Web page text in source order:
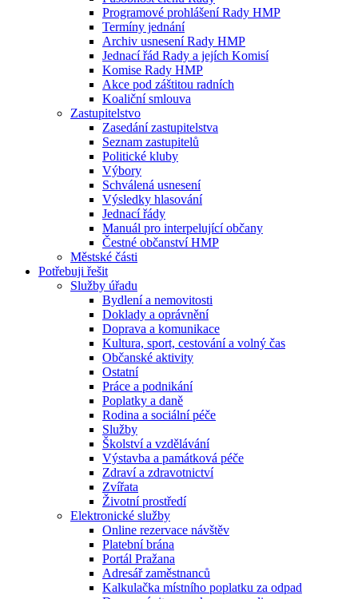
Programové prohlášení Rady HMP
Termíny jednání
Archiv usnesení Rady HMP
Jednací řád Rady a jejích Komisí
Komise Rady HMP
Akce pod záštitou radních
Koaliční smlouva
Zastupitelstvo
Zasedání zastupitelstva
Seznam zastupitelů
Politické kluby
Výbory
Schválená usnesení
Výsledky hlasování
Jednací řády
Manuál pro interpelující občany
Čestné občanství HMP
Městské části
Potřebuji řešit
Služby úřadu
Bydlení a nemovitosti
Doklady a oprávnění
Doprava a komunikace
Kultura, sport, cestování a volný čas
Občanské aktivity
Ostatní
Práce a podnikání
Poplatky a daně
Rodina a sociální péče
Služby
Školství a vzdělávání
Výstavba a památková péče
Zdraví a zdravotnictví
Zvířata
Životní prostředí
Elektronické služby
Online rezervace návštěv
Platební brána
Portál Pražana
Adresář zaměstnanců
Kalkulačka místního poplatku za odpad